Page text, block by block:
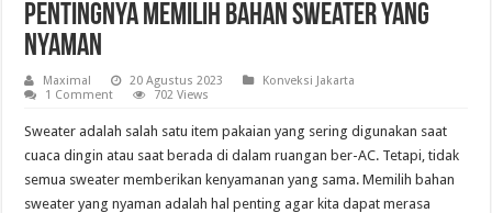
Pentingnya Memilih Bahan Sweater yang
Nyaman
Maximal 20 Agustus 2023
Konveksi Jakarta
1 Comment
702 Views
Sweater adalah salah satu item pakaian yang sering digunakan saat
cuaca dingin atau saat berada di dalam ruangan ber-AC. Tetapi, tidak
semua sweater memberikan kenyamanan yang sama. Memilih bahan
sweater yang nyaman adalah hal penting agar kita dapat merasa